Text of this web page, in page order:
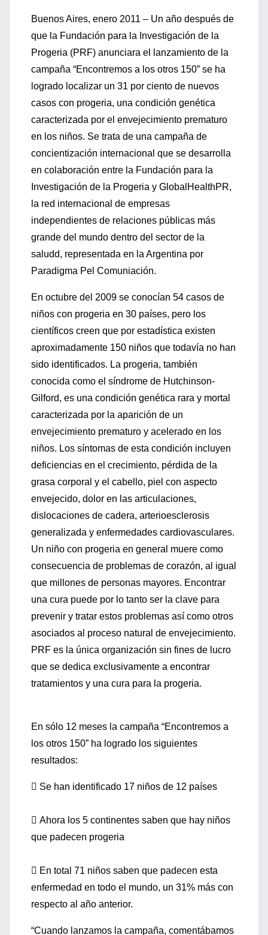
Buenos Aires, enero 2011 – Un año después de
que la Fundación para la Investigación de la
Progeria (PRF) anunciara el lanzamiento de la
campaña “Encontremos a los otros 150” se ha
logrado localizar un 31 por ciento de nuevos
casos con progeria, una condición genética
caracterizada por el envejecimiento prematuro
en los niños. Se trata de una campaña de
concientización internacional que se desarrolla
en colaboración entre la Fundación para la
Investigación de la Progeria y GlobalHealthPR,
la red internacional de empresas
independientes de relaciones públicas más
grande del mundo dentro del sector de la
saludd, representada en la Argentina por
Paradigma Pel Comuniación.
En octubre del 2009 se conocían 54 casos de
niños con progeria en 30 países, pero los
científicos creen que por estadística existen
aproximadamente 150 niños que todavía no han
sido identificados. La progeria, también
conocida como el síndrome de Hutchinson-
Gilford, es una condición genética rara y mortal
caracterizada por la aparición de un
envejecimiento prematuro y acelerado en los
niños. Los síntomas de esta condición incluyen
deficiencias en el crecimiento, pérdida de la
grasa corporal y el cabello, piel con aspecto
envejecido, dolor en las articulaciones,
dislocaciones de cadera, arterioesclerosis
generalizada y enfermedades cardiovasculares.
Un niño con progeria en general muere como
consecuencia de problemas de corazón, al igual
que millones de personas mayores. Encontrar
una cura puede por lo tanto ser la clave para
prevenir y tratar estos problemas así como otros
asociados al proceso natural de envejecimiento.
PRF es la única organización sin fines de lucro
que se dedica exclusivamente a encontrar
tratamientos y una cura para la progeria.
En sólo 12 meses la campaña “Encontremos a
los otros 150” ha logrado los siguientes
resultados:
 Se han identificado 17 niños de 12 países
 Ahora los 5 continentes saben que hay niños
que padecen progeria
 En total 71 niños saben que padecen esta
enfermedad en todo el mundo, un 31% más con
respecto al año anterior.
“Cuando lanzamos la campaña, comentábamos